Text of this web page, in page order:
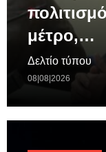
μέτρο,…
Δελτίο τύπου
08|08|2026